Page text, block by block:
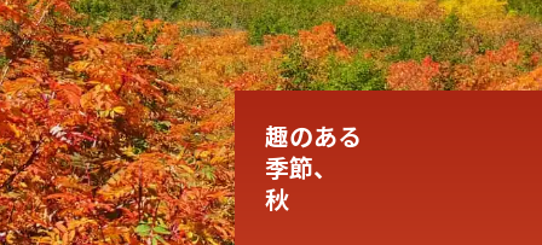
趣のある
季節、
秋